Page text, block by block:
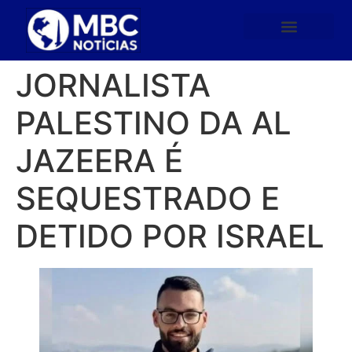
JORNALISTA
PALESTINO DA AL
JAZEERA É
SEQUESTRADO E
DETIDO POR ISRAEL